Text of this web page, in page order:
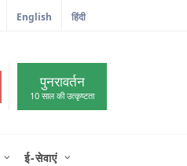
English हिंदी
पुनरावर्तन
10 साल की उत्कृष्टता
ई-सेवाएं